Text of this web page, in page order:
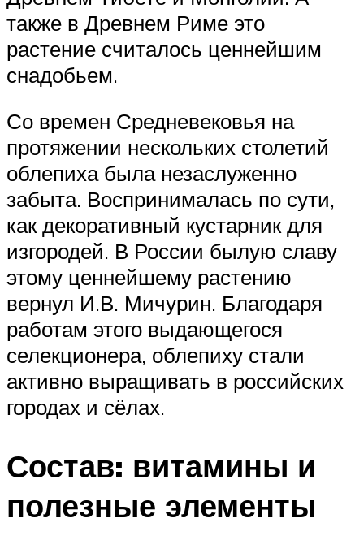
также в Древнем Риме это
растение считалось ценнейшим
снадобьем.
Со времен Средневековья на
протяжении нескольких столетий
облепиха была незаслуженно
забыта. Воспринималась по сути,
как декоративный кустарник для
изгородей. В России былую славу
этому ценнейшему растению
вернул И.В. Мичурин. Благодаря
работам этого выдающегося
селекционера, облепиху стали
активно выращивать в российских
городах и сёлах.
Состав: витамины и
полезные элементы